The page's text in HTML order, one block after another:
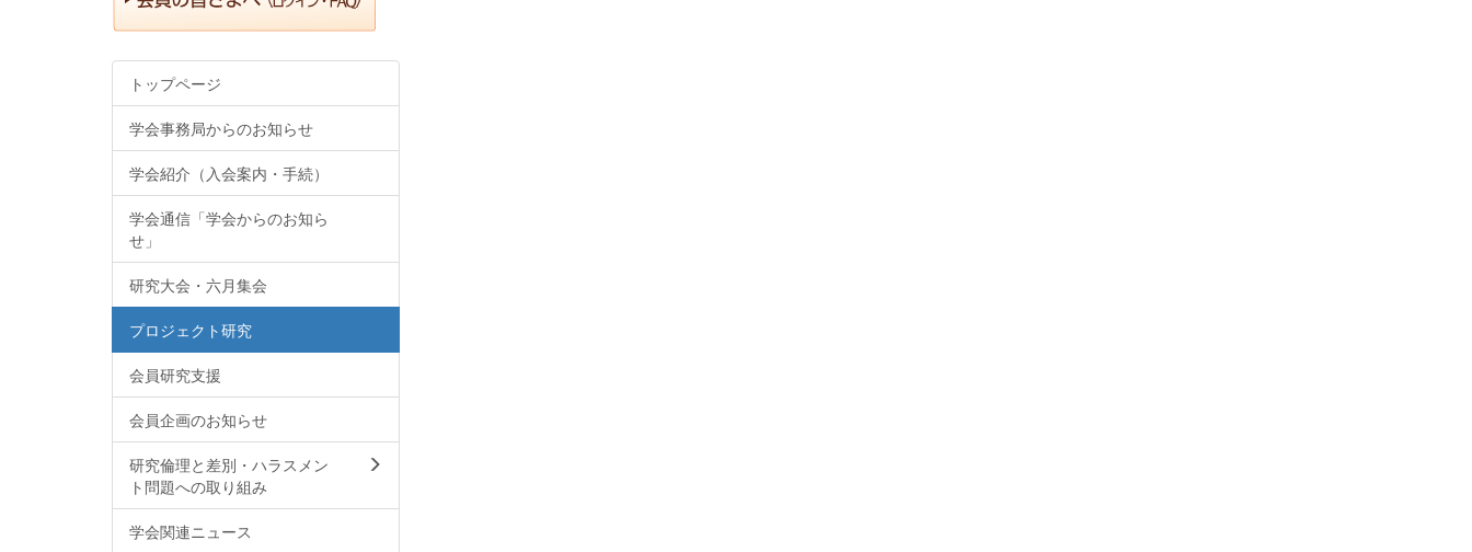
トップページ
学会事務局からのお知らせ
学会紹介（入会案内・手続）
学会通信「学会からのお知ら
せ」
研究大会・六月集会
プロジェクト研究
会員研究支援
会員企画のお知らせ
研究倫理と差別・ハラスメン
ト問題への取り組み
学会関連ニュース